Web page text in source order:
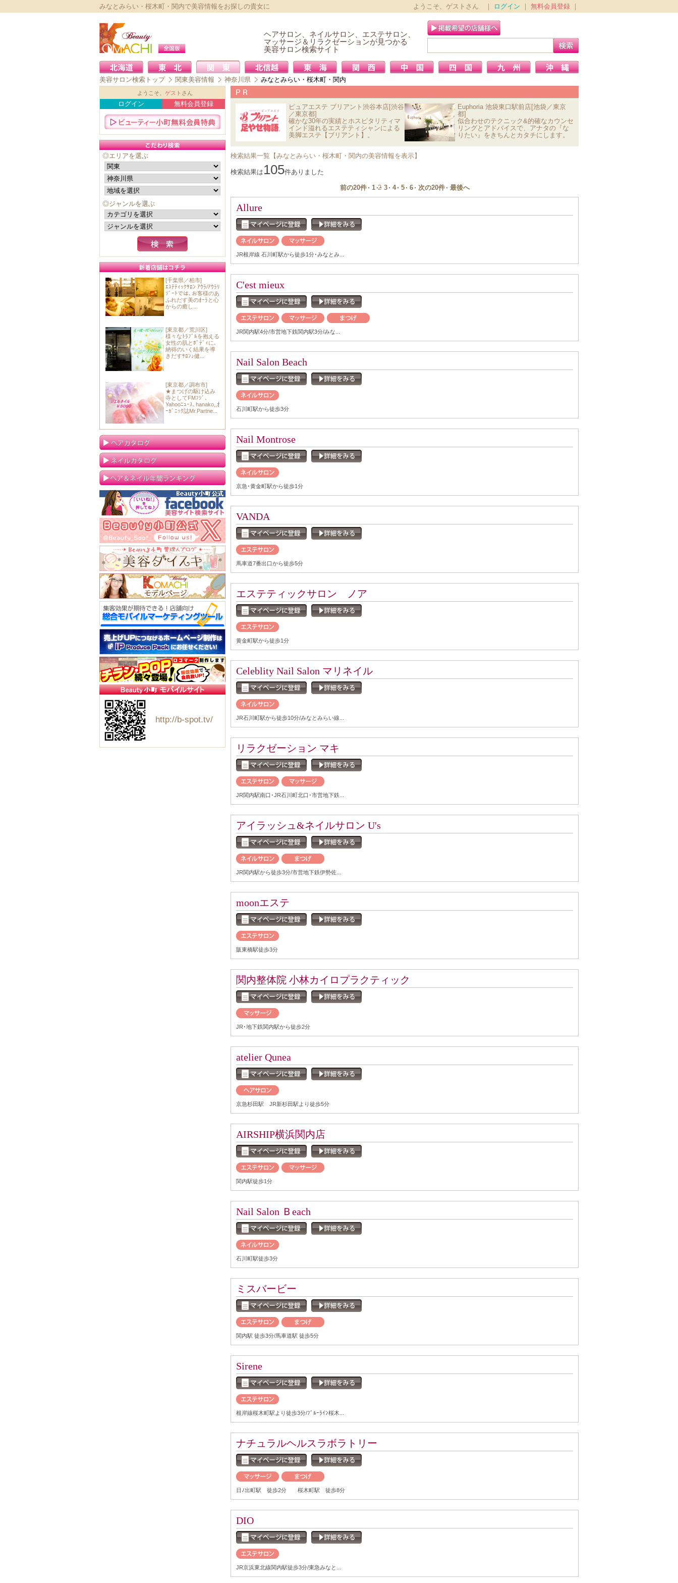
みなとみらい・桜木町・関内で美容情報をお探しの貴女に ようこそ、ゲストさん ｜ ログイン 無料会員登録
ヘアサロン、ネイルサロン、エステサロン、
マッサージ＆リラクゼーションが見つかる
美容サロン検索サイト
美容サロン検索トップ 関東美容情報 神奈川県 みなとみらい・桜木町・関内
ピュアエステ ブリアント渋谷本店[渋谷
／東京都]
確かな30年の実績とホスピタリティマ
インド溢れるエステティシャンによる
美脚エステ【ブリアント】。
Euphoria 池袋東口駅前店[池袋／東京
都]
似合わせのテクニック&的確なカウンセ
リングとアドバイスで、アナタの『な
りたい』をきちんとカタチにします。
検索結果一覧【みなとみらい・桜木町・関内の美容情報を表示】
検索結果は 105件ありました
前の20件 1 2 3 4 5 6 次の20件 最後へ
Allure
JR根岸線 石川町駅から徒歩1分･みなとみ...
C'est mieux
JR関内駅4分/市営地下鉄関内駅3分/みな...
Nail Salon Beach
石川町駅から徒歩3分
Nail Montrose
京急･黄金町駅から徒歩1分
VANDA
馬車道7番出口から徒歩5分
エステティックサロン ノア
黄金町駅から徒歩1分
Celeblity Nail Salon マリネイル
JR石川町駅から徒歩10分/みなとみらい線...
リラクゼーション マキ
JR関内駅南口･JR石川町北口･市営地下鉄...
アイラッシュ&ネイルサロン U's
JR関内駅から徒歩3分/市営地下鉄伊勢佐...
moonエステ
阪東橋駅徒歩3分
関内整体院 小林カイロプラクティック
JR･地下鉄関内駅から徒歩2分
atelier Qunea
京急杉田駅 JR新杉田駅より徒歩5分
AIRSHIP横浜関内店
関内駅徒歩1分
Nail Salon Ｂeach
石川町駅徒歩3分
ミスバービー
関内駅 徒歩3分/馬車道駅 徒歩5分
Sirene
根岸線桜木町駅より徒歩3分/ﾌﾞﾙｰﾗｲﾝ桜木...
ナチュラルヘルスラボラトリー
日ﾉ出町駅 徒歩2分 桜木町駅 徒歩8分
DIO
JR京浜東北線関内駅徒歩3分/東急みなと...
ようこそ、 ゲスト さん
ログイン 無料会員登録
◎エリアを選ぶ
◎ジャンルを選ぶ
[千葉県／柏市]
ｴｽﾃﾃｨｯｸｻﾛﾝ ｱｳﾗ/ｱｳﾗﾘ
ｿﾞｰﾄでは､お客様のあ
ふれだす美のｵｰﾗと心
からの癒し...
[東京都／荒川区]
様々なﾄﾗﾌﾞﾙを抱える
女性の肌とﾎﾞﾃﾞｨに､
納得のいく結果を導
きだすｻﾛﾝ♪健...
[東京都／調布市]
★まつげの駆け込み
寺としてFMﾌｼﾞ､
Yahooﾆｭｰｽ､hanako,,ｵ
ｰｶﾞﾆｯｸ誌Mr.Partne...
http://b-spot.tv/